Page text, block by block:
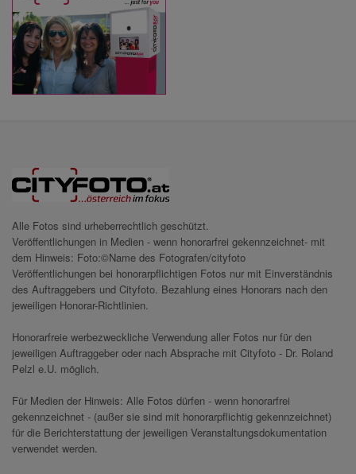
Alle Fotos sind urheberrechtlich geschützt.
Veröffentlichungen in Medien - wenn honorarfrei gekennzeichnet- mit
dem Hinweis: Foto:©Name des Fotografen/cityfoto
Veröffentlichungen bei honorarpflichtigen Fotos nur mit Einverständnis
des Auftraggebers und Cityfoto. Bezahlung eines Honorars nach den
jeweiligen Honorar-Richtlinien.
Honorarfreie werbezweckliche Verwendung aller Fotos nur für den
jeweiligen Auftraggeber oder nach Absprache mit Cityfoto - Dr. Roland
Pelzl e.U. möglich.
Für Medien der Hinweis: Alle Fotos dürfen - wenn honorarfrei
gekennzeichnet - (außer sie sind mit honorarpflichtig gekennzeichnet)
für die Berichterstattung der jeweiligen Veranstaltungsdokumentation
verwendet werden.